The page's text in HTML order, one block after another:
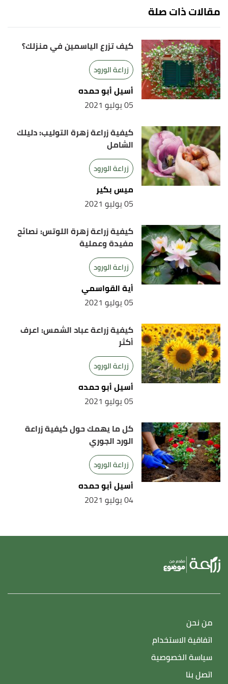
مقالات ذات صلة
كيف تزرع الياسمين في منزلك؟
زراعة الورود
أسيل أبو حمده
05 يوليو 2021
كيفية زراعة زهرة التوليب: دليلك
الشامل
زراعة الورود
ميس بكير
05 يوليو 2021
كيفية زراعة زهرة اللوتس: نصائح
مفيدة وعملية
زراعة الورود
أية القواسمي
05 يوليو 2021
كيفية زراعة عباد الشمس: اعرف
أكثر
زراعة الورود
أسيل أبو حمده
05 يوليو 2021
كل ما يهمك حول كيفية زراعة
الورد الجوري
زراعة الورود
أسيل أبو حمده
04 يوليو 2021
من نحن
اتفاقية الاستخدام
سياسة الخصوصية
اتصل بنا